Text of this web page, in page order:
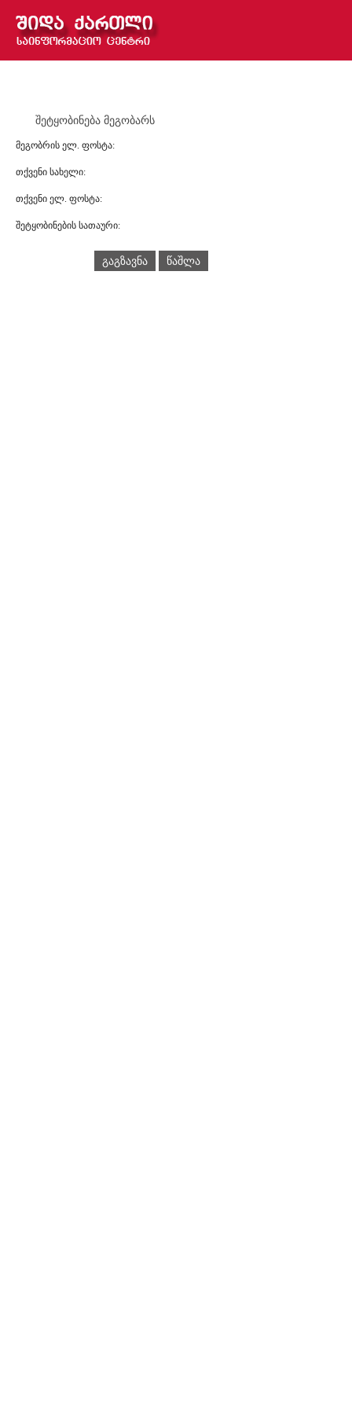
შეტყობინება მეგობარს
მეგობრის ელ. ფოსტა:
თქვენი სახელი:
თქვენი ელ. ფოსტა:
შეტყობინების სათაური:
გაგზავნა წაშლა